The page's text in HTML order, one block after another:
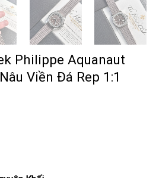
Philippe Aquanaut
Viền Đá Rep 1:1